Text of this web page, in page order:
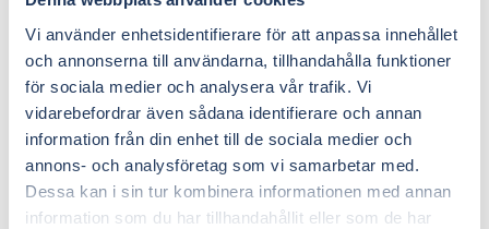
Vi använder enhetsidentifierare för att anpassa innehållet
och annonserna till användarna, tillhandahålla funktioner
för sociala medier och analysera vår trafik. Vi
vidarebefordrar även sådana identifierare och annan
information från din enhet till de sociala medier och
annons- och analysföretag som vi samarbetar med.
Dessa kan i sin tur kombinera informationen med annan
information som du har tillhandahållit eller som de har
Golvvärme kan vara ett bekvämt och effektivt
sätt att värma ditt hem, men den kan också dra
mycket el om den används felaktigt. Beroende
på golvytans storlek och hur länge värmen är
på, kan den totala årliga elförbrukningen för
golvvärme ligga mellan 500 och 2 500 kWh.
Genom att använda en termostat, anpassa